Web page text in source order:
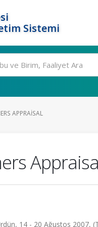
Sistemi
APPRAISAL
14 - 20 Ağustos 2007,